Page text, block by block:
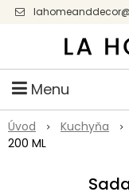
Menu
Úvod Kuchyňa
200 ML